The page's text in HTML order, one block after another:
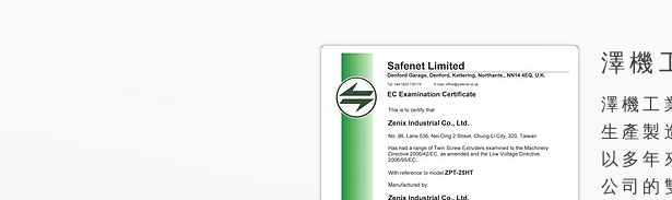
澤機
澤機工
生產製
以多年
公司的